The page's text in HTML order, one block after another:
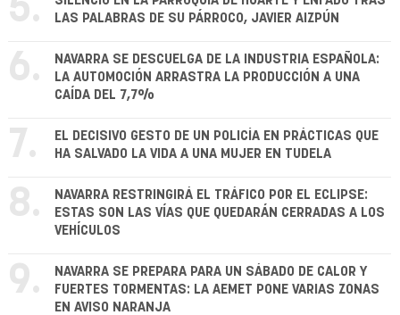
5.
LAS PALABRAS DE SU PÁRROCO, JAVIER AIZPÚN
6.
NAVARRA SE DESCUELGA DE LA INDUSTRIA ESPAÑOLA:
LA AUTOMOCIÓN ARRASTRA LA PRODUCCIÓN A UNA
CAÍDA DEL 7,7%
7.
EL DECISIVO GESTO DE UN POLICÍA EN PRÁCTICAS QUE
HA SALVADO LA VIDA A UNA MUJER EN TUDELA
8.
NAVARRA RESTRINGIRÁ EL TRÁFICO POR EL ECLIPSE:
ESTAS SON LAS VÍAS QUE QUEDARÁN CERRADAS A LOS
VEHÍCULOS
9.
NAVARRA SE PREPARA PARA UN SÁBADO DE CALOR Y
FUERTES TORMENTAS: LA AEMET PONE VARIAS ZONAS
EN AVISO NARANJA